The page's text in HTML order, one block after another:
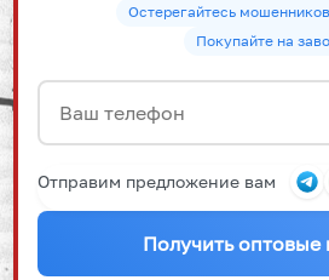
Остерегайтесь
Покупайте на
Отправим предложение вам
Получить оптовые